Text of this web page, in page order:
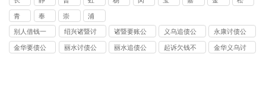
公
司
债
公
债
公
宁
区
讨
债
安
区
讨
债
陀
区
讨
债
口
区
讨
债
区
讨
债
区
讨
债
区
讨
债
区
讨
债
区
讨
债
区
讨
债
青
浦
区
讨
奉
贤
区
讨
崇
明
区
讨
浦
东
新
区
别人借钱一
直不还怎么
绍兴诸暨讨
债公司
诸暨要账公
司
义乌追债公
司
永康讨债公
司
金华要债公
丽水讨债公
丽水追债公
起诉欠钱不
金华义乌讨